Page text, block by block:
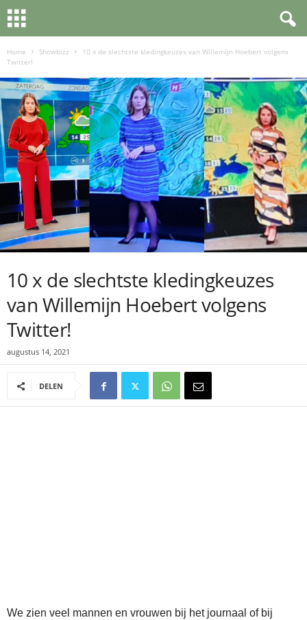
Home Showbizz
10 x de slechtste kledingkeuzes van Willemijn Hoebert volgens
Twitter!
10 x de slechtste kledingkeuzes
van Willemijn Hoebert volgens
Twitter!
augustus 14, 2021
DELEN
We zien veel mannen en vrouwen bij het journaal of bij